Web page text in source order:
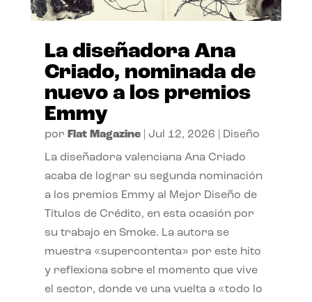
La diseñadora Ana
Criado, nominada de
nuevo a los premios
Emmy
por Flat Magazine| Jul 12, 2026 Diseño
La diseñadora valenciana Ana Criado
acaba de lograr su segunda nominación
a los premios Emmy al Mejor Diseño de
Títulos de Crédito, en esta ocasión por
su trabajo en Smoke. La autora se
muestra «supercontenta» por este hito
y reflexiona sobre el momento que vive
el sector, donde ve una vuelta a «todo lo